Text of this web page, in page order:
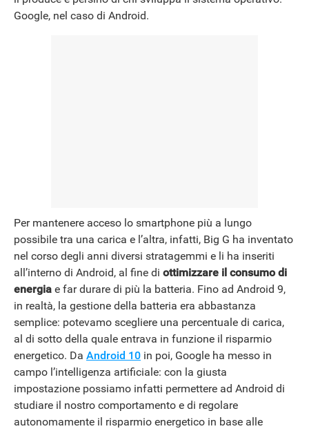
Google, nel caso di Android.
Per mantenere acceso lo smartphone più a lungo
possibile tra una carica e l’altra, infatti, Big G ha inventato
nel corso degli anni diversi stratagemmi e li ha inseriti
all’interno di Android, al fine di ottimizzare il consumo di
energia e far durare di più la batteria. Fino ad Android 9,
in realtà, la gestione della batteria era abbastanza
semplice: potevamo scegliere una percentuale di carica,
al di sotto della quale entrava in funzione il risparmio
energetico. Da Android 10 in poi, Google ha messo in
campo l’intelligenza artificiale: con la giusta
impostazione possiamo infatti permettere ad Android di
studiare il nostro comportamento e di regolare
autonomamente il risparmio energetico in base alle